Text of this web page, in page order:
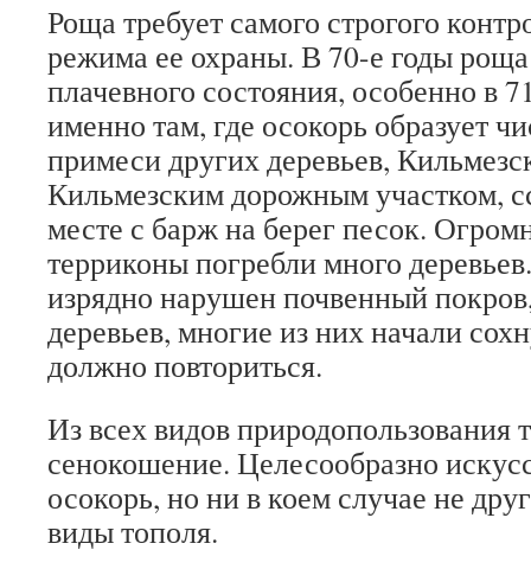
Роща требует самого строгого
режима ее охраны. В 70-е годы
плачевного состояния, особенно в
именно там, где осокорь образует
примеси других деревьев,
Кильмезским дорожным участком,
месте с барж на берег песок.
терриконы погребли много
изрядно нарушен почвенный
деревьев, многие из них начали
должно повториться.
Из всех видов природопользования
сенокошение. Целесообразно
осокорь, но ни в коем случае не
виды тополя.